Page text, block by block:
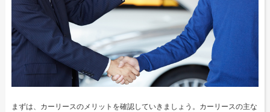
まずは、カーリースのメリットを確認していきましょう。カーリースの主な